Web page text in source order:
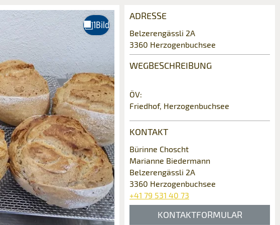
ADRESSE
Belzerengässli 2A
3360 Herzogenbuchsee
WEGBESCHREIBUNG
ÖV:
Friedhof, Herzogenbuchsee
KONTAKT
Bürinne Choscht
Marianne Biedermann
Belzerengässli 2A
3360 Herzogenbuchsee
+41 79 531 40 73
KONTAKTFORMULAR